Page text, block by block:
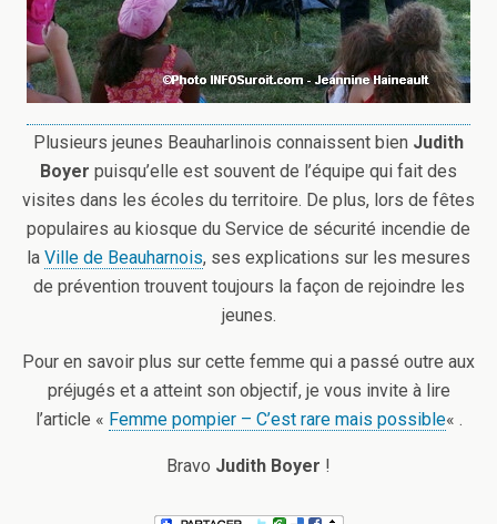
Plusieurs jeunes Beauharlinois connaissent bien Judith
Boyer puisqu’elle est souvent de l’équipe qui fait des
visites dans les écoles du territoire. De plus, lors de fêtes
populaires au kiosque du Service de sécurité incendie de
la Ville de Beauharnois, ses explications sur les mesures
de prévention trouvent toujours la façon de rejoindre les
jeunes.
Pour en savoir plus sur cette femme qui a passé outre aux
préjugés et a atteint son objectif, je vous invite à lire
l’article « Femme pompier – C’est rare mais possible« .
Bravo Judith Boyer !